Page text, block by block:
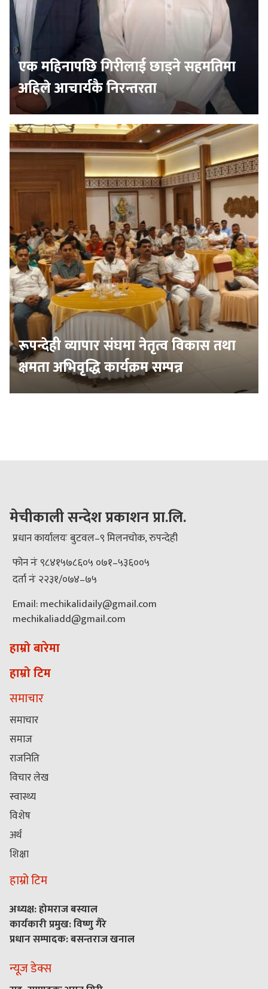
एक महिनापछि गिरीलाई छाड्ने सहमतिमा
अहिले आचार्यकै निरन्तरता
रूपन्देही व्यापार संघमा नेतृत्व विकास तथा
क्षमता अभिवृद्धि कार्यक्रम सम्पन्न
मेचीकाली सन्देश प्रकाशन प्रा.लि.
प्रधान कार्यालयः बुटवल–९ मिलनचोक, रुपन्देही
फोन नंः ९८४१५७८६०५ ०७१–५३६००५
दर्ता नंः २२३१/०७४–७५
Email: mechikalidaily@gmail.com
mechikaliadd@gmail.com
हाम्रो बारेमा
हाम्रो टिम
समाचार
समाचार
समाज
राजनिति
विचार लेख
स्वास्थ्य
विशेष
अर्थ
शिक्षा
हाम्रो टिम
अध्यक्ष: होमराज बस्याल
कार्यकारी प्रमुख: विष्णु गैरे
प्रधान सम्पादक: बसन्तराज खनाल
न्यूज डेक्स